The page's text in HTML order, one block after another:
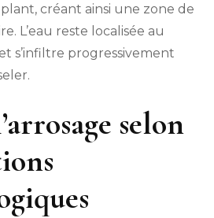
créant ainsi une zone de
L’eau reste localisée au
s’infiltre progressivement
selon